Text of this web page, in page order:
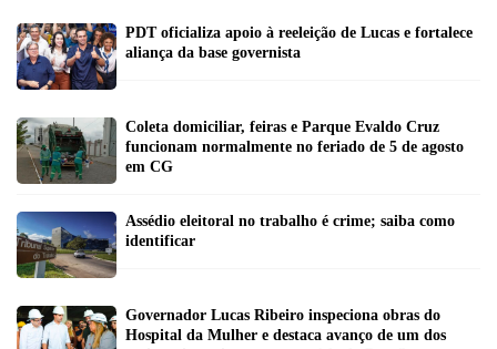
PDT oficializa apoio à reeleição de Lucas e fortalece
aliança da base governista
Coleta domiciliar, feiras e Parque Evaldo Cruz
funcionam normalmente no feriado de 5 de agosto
em CG
Assédio eleitoral no trabalho é crime; saiba como
identificar
Governador Lucas Ribeiro inspeciona obras do
Hospital da Mulher e destaca avanço de um dos